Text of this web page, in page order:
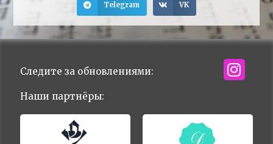
Telegram VK
Следите за обновлениями:
Наши партнёры: